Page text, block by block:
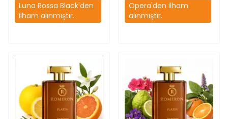
Luna Rossa Black'den
ilham alınmıştır.
Opera'den ilham
alınmıştır.